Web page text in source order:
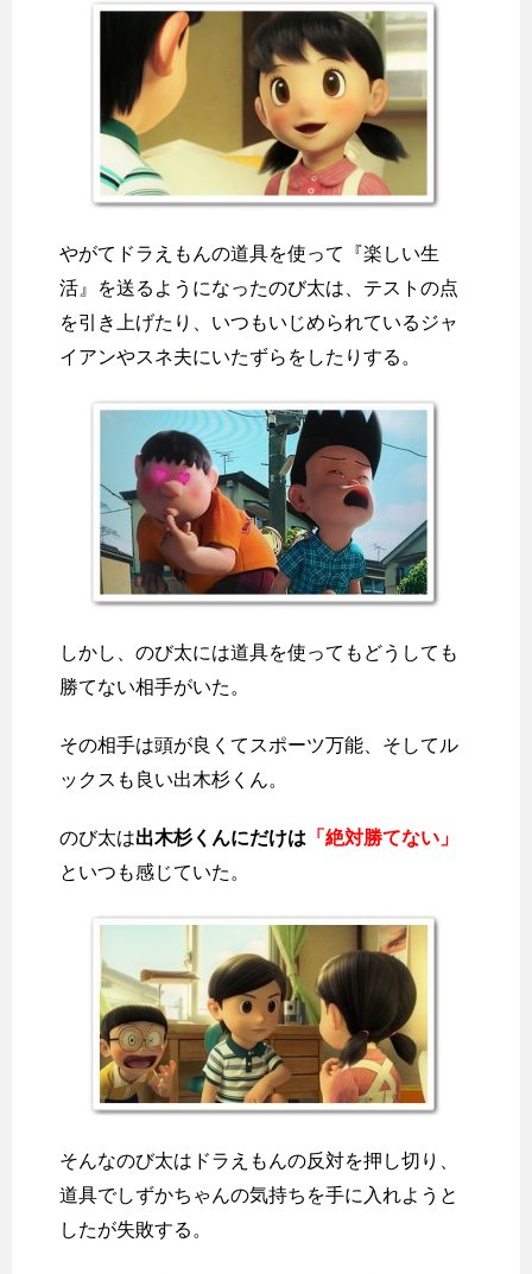
やがてドラえもんの道具を使って『楽しい生
活』を送るようになったのび太は、テストの点
を引き上げたり、いつもいじめられているジャ
イアンやスネ夫にいたずらをしたりする。
しかし、のび太には道具を使ってもどうしても
勝てない相手がいた。
その相手は頭が良くてスポーツ万能、そしてル
ックスも良い出木杉くん。
のび太は出木杉くんにだけは 「絶対勝てない」
といつも感じていた。
そんなのび太はドラえもんの反対を押し切り、
道具でしずかちゃんの気持ちを手に入れようと
したが失敗する。